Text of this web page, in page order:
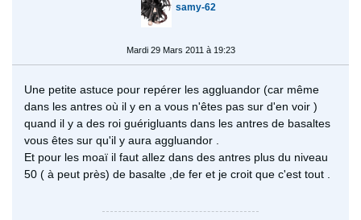
samy-62
Mardi 29 Mars 2011 à 19:23
Une petite astuce pour repérer les aggluandor (car même
dans les antres où il y en a vous n'êtes pas sur d'en voir )
quand il y a des roi guérigluants dans les antres de basaltes
vous êtes sur qu'il y aura aggluandor .
Et pour les moaï il faut allez dans des antres plus du niveau
50 ( à peut près) de basalte ,de fer et je croit que c'est tout .